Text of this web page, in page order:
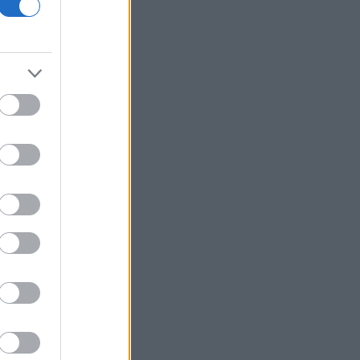
Η δουλειά με τα περισσότερα χρήματα
στην Ελλάδα
Πώς στήθηκε το «ταμείο» των δασών:
πυρκαγιές
για το 2027 - Το παράπονο της
Καρυστιανού - Στον ΣΥΡΙΖΑ μελετούν
Ψηφίστε πως θα είναι τα νέα
Η μάχη των ρυθμίσεων οφειλών